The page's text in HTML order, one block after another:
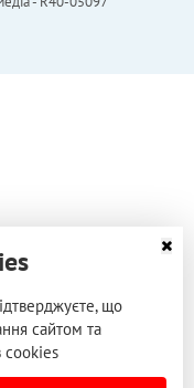
що
сайтом та
cookies